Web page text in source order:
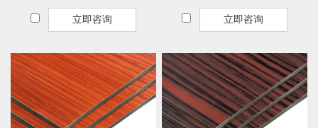
立即咨询 立即咨询